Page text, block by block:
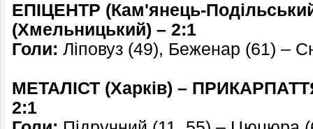
ЕПІЦЕНТР (Кам'янець-
(Хмельницький) – 2:1
Голи: Ліповуз (49), Беженар (61) –
МЕТАЛІСТ (Харків) –
2:1